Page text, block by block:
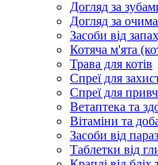
Догляд за
Догляд за
Засоби від
Котяча м'ята
Трава для котів
Спреї для
Спреї для
Ветаптека та
Вітаміни та
Засоби від
Таблетки від